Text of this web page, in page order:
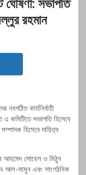
ঘোষণা: সভাপতি
রহমান
কার্যনির্বাহী
কমিটিতে সভাপতি হিসেবে
হিসেবে দায়িত্ব
আহমেদ সোহেল ও মিঠুন
আল-মামুন এবং সাংগঠনিক